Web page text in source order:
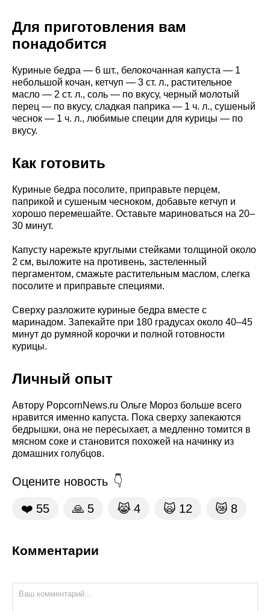
Для приготовления вам
понадобится
Куриные бедра — 6 шт., белокочанная капуста — 1
небольшой кочан, кетчуп — 3 ст. л., растительное
масло — 2 ст. л., соль — по вкусу, черный молотый
перец — по вкусу, сладкая паприка — 1 ч. л., сушеный
чеснок — 1 ч. л., любимые специи для курицы — по
вкусу.
Как готовить
Куриные бедра посолите, приправьте перцем,
паприкой и сушеным чесноком, добавьте кетчуп и
хорошо перемешайте. Оставьте мариноваться на 20–
30 минут.
Капусту нарежьте круглыми стейками толщиной около
2 см, выложите на противень, застеленный
пергаментом, смажьте растительным маслом, слегка
посолите и приправьте специями.
Сверху разложите куриные бедра вместе с
маринадом. Запекайте при 180 градусах около 40–45
минут до румяной корочки и полной готовности
курицы.
Личный опыт
Автору PopcornNews.ru Ольге Мороз больше всего
нравится именно капуста. Пока сверху запекаются
бедрышки, она не пересыхает, а медленно томится в
мясном соке и становится похожей на начинку из
домашних голубцов.
Оцените новость
❤️ 55 🙏 5 😹 4 🙀 12 😿 8
Комментарии